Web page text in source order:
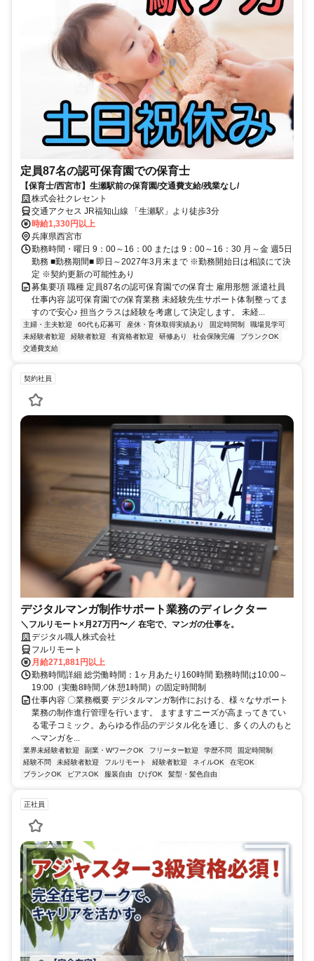
定員87名の認可保育園での保育士
【保育士/西宮市】生瀬駅前の保育園/交通費支給/残業なし/
株式会社クレセント
交通アクセス JR福知山線 「生瀬駅」より徒歩3分
時給1,330円以上
兵庫県西宮市
勤務時間・曜日 9：00～16：00 または 9：00～16：30 月～金 週5日
勤務 ■勤務期間■ 即日～2027年3月末まで ※勤務開始日は相談にて決
定 ※契約更新の可能性あり
募集要項 職種 定員87名の認可保育園での保育士 雇用形態 派遣社員
仕事内容 認可保育園での保育業務 未経験先生サポート体制整ってま
すので安心♪ 担当クラスは経験を考慮して決定します。 未経...
主婦・主夫歓迎 60代も応募可 産休・育休取得実績あり 固定時間制
職場見学可
未経験者歓迎
経験者歓迎 有資格者歓迎 研修あり 社会保険完備
ブランクOK
交通費支給
契約社員
デジタルマンガ制作サポート業務のディレクター
＼フルリモート×月27万円〜／ 在宅で、マンガの仕事を。
デジタル職人株式会社
フルリモート
月給271,881円以上
勤務時間詳細 総労働時間：1ヶ月あたり160時間 勤務時間は10:00～
19:00（実働8時間／休憩1時間）の固定時間制
仕事内容 〇業務概要 デジタルマンガ制作における、様々なサポート
業務の制作進行管理を行います。 ますますニーズが高まってきてい
る電子コミック。あらゆる作品のデジタル化を通じ、多くの人のもと
へマンガを...
業界未経験者歓迎 副業・WワークOK フリーター歓迎 学歴不問
固定時間制
経験不問
未経験者歓迎 フルリモート 経験者歓迎 ネイルOK
在宅OK
ブランクOK
ピアスOK 服装自由 ひげOK 髪型・髪色自由
正社員